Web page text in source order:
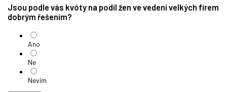
Jsou podle vás kvóty na podíl žen ve vedení velkých firem
dobrým řešením?
Ano
Ne
Nevím